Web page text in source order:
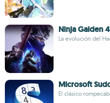
Ninja Gaiden 4
La evolución del
Microsoft
El clásico